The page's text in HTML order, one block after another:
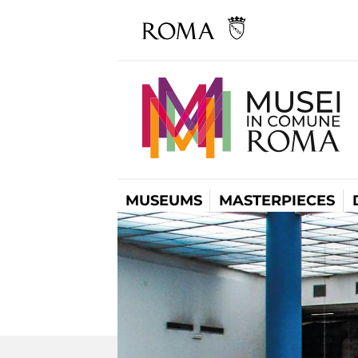
MUSEUMS MASTERPIECES